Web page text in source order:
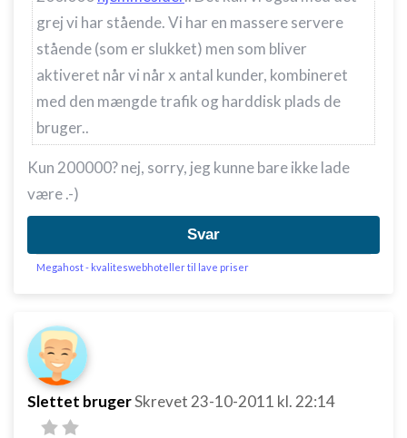
grej vi har stående. Vi har en massere servere
stående (som er slukket) men som bliver
aktiveret når vi når x antal kunder, kombineret
med den mængde trafik og harddisk plads de
bruger..
Kun 200000? nej, sorry, jeg kunne bare ikke lade
være .-)
Svar
Megahost - kvaliteswebhoteller til lave priser
Slettet brugerSkrevet 23-10-2011 kl. 22:14